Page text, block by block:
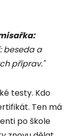
:
beseda a
příprav."
testy. Kdo
Ten má
po škole